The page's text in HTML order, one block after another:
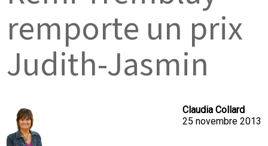
remporte un prix
Judith-Jasmin
Claudia Collard
25 novembre 2013